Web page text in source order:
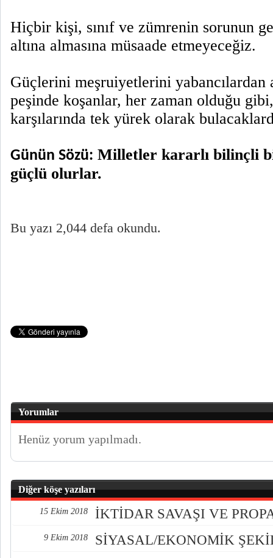
Hiçbir kişi, sınıf ve zümrenin sorunun
altına almasına müsaade etmeyeceğiz.
Güçlerini meşruiyetlerini yabancılardan
peşinde koşanlar, her zaman olduğu
karşılarında tek yürek olarak
Günün Sözü: Milletler kararlı bilinçli
güçlü olurlar.
Bu yazı 2,044 defa okundu.
Yorumlar
Henüz yorum yapılmadı.
Diğer köşe yazıları
15 Ekim 2018 İKTİDAR SAVAŞI VE
9 Ekim 2018 SİYASAL/EKONOMİK